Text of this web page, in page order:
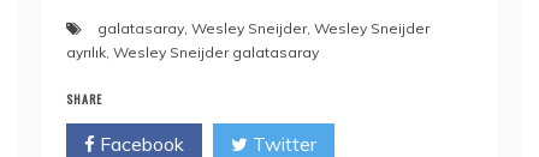
galatasaray, Wesley Sneijder, Wesley Sneijder
ayrılık, Wesley Sneijder galatasaray
SHARE
Facebook Twitter